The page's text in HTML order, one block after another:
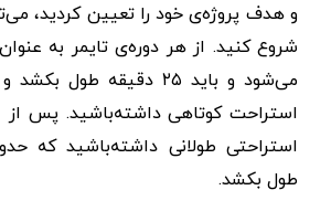
و هدف پروژه‌ی خود را تعیین کردید،
شروع کنید. از هر دوره‌ی تایمر به
می‌شود و باید ۲۵ دقیقه
طول بکشد.